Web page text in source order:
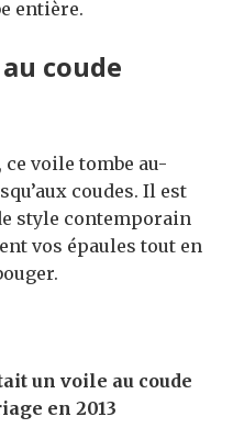
entière.
coude
voile tombe au-
coudes. Il est
style contemporain
vos épaules tout en
un voile au coude
en 2013